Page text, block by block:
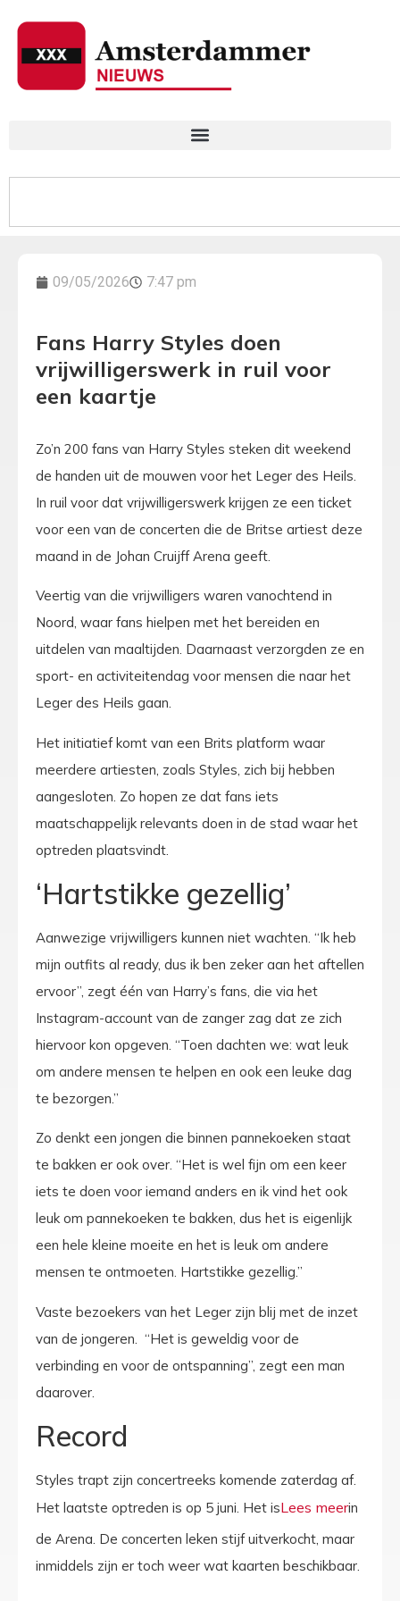
09/05/2026 7:47 pm
Fans Harry Styles doen
vrijwilligerswerk in ruil voor
een kaartje
Zo’n 200 fans van Harry Styles steken dit weekend
de handen uit de mouwen voor het Leger des Heils.
In ruil voor dat vrijwilligerswerk krijgen ze een ticket
voor een van de concerten die de Britse artiest deze
maand in de Johan Cruijff Arena geeft.
Veertig van die vrijwilligers waren vanochtend in
Noord, waar fans hielpen met het bereiden en
uitdelen van maaltijden. Daarnaast verzorgden ze en
sport- en activiteitendag voor mensen die naar het
Leger des Heils gaan.
Het initiatief komt van een Brits platform waar
meerdere artiesten, zoals Styles, zich bij hebben
aangesloten. Zo hopen ze dat fans iets
maatschappelijk relevants doen in de stad waar het
optreden plaatsvindt.
‘Hartstikke gezellig’
Aanwezige vrijwilligers kunnen niet wachten. “Ik heb
mijn outfits al ready, dus ik ben zeker aan het aftellen
ervoor”, zegt één van Harry’s fans, die via het
Instagram-account van de zanger zag dat ze zich
hiervoor kon opgeven. “Toen dachten we: wat leuk
om andere mensen te helpen en ook een leuke dag
te bezorgen.”
Zo denkt een jongen die binnen pannekoeken staat
te bakken er ook over. “Het is wel fijn om een keer
iets te doen voor iemand anders en ik vind het ook
leuk om pannekoeken te bakken, dus het is eigenlijk
een hele kleine moeite en het is leuk om andere
mensen te ontmoeten. Hartstikke gezellig.”
Vaste bezoekers van het Leger zijn blij met de inzet
van de jongeren. “Het is geweldig voor de
verbinding en voor de ontspanning”, zegt een man
daarover.
Record
Styles trapt zijn concertreeks komende zaterdag af.
Het laatste optreden is op 5 juni. Het is
in
de Arena. De concerten leken stijf uitverkocht, maar
inmiddels zijn er toch weer wat kaarten beschikbaar.